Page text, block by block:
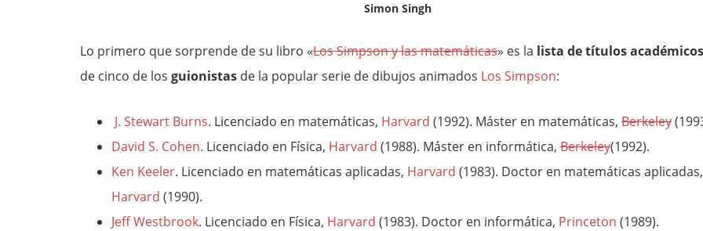
Simon Singh
Lo primero que sorprende de su libro «Los Simpson y las matemáticas» es la lista de títulos académicos
de cinco de los guionistas de la popular serie de dibujos animados Los Simpson:
J. Stewart Burns. Licenciado en matemáticas, Harvard (1992). Máster en matemáticas, Berkeley
David S. Cohen. Licenciado en Física, Harvard (1988). Máster en informática, Berkeley(1992).
Ken Keeler. Licenciado en matemáticas aplicadas, Harvard (1983). Doctor en matemáticas aplicadas,
Harvard (1990).
Jeff Westbrook. Licenciado en Física, Harvard (1983). Doctor en informática, Princeton (1989).